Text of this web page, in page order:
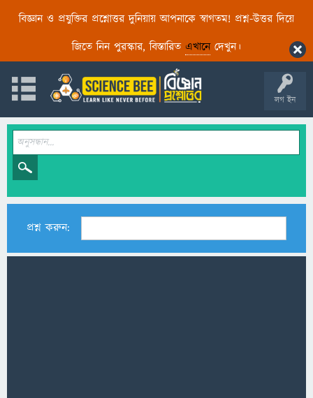
বিজ্ঞান ও প্রযুক্তির প্রশ্নোত্তর দুনিয়ায় আপনাকে স্বাগতম! প্রশ্ন-উত্তর দিয়ে
জিতে নিন পুরস্কার, বিস্তারিত এখানেদেখুন।
লগ ইন
প্রশ্ন করুন: